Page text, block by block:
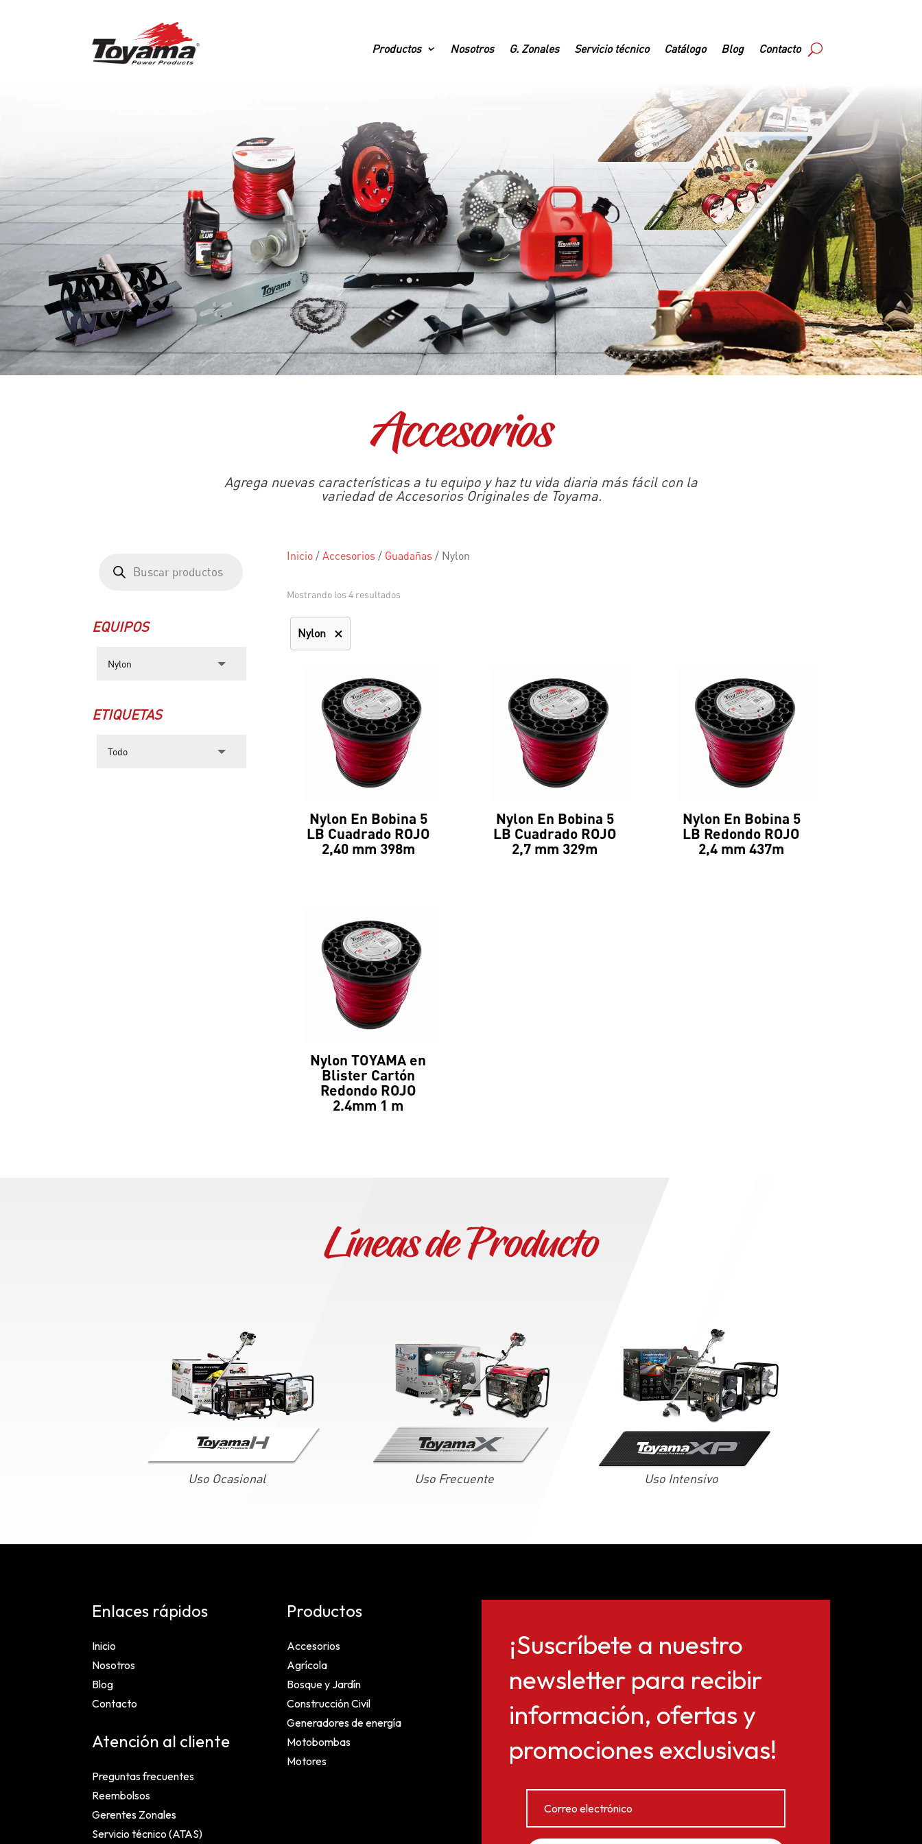
Productos Nosotros G. Zonales Servicio técnico Catálogo Blog Contacto
Accesorios
Agrega nuevas características a tu equipo y haz tu vida diaria más fácil con la
variedad de Accesorios Originales de Toyama.
productos
EQUIPOS
ETIQUETAS
Inicio/ Accesorios / Guadañas / Nylon
Mostrando los 4 resultados
Nylon
Nylon En Bobina 5
LB Cuadrado ROJO
2,40 mm 398m
Nylon En Bobina 5
LB Cuadrado ROJO
2,7 mm 329m
Nylon En Bobina 5
LB Redondo ROJO
2,4 mm 437m
Nylon TOYAMA en
Blister Cartón
Redondo ROJO
2.4mm 1 m
Líneas de Producto
Uso Ocasional Uso Frecuente Uso Intensivo
Enlaces rápidos
Inicio
Nosotros
Blog
Contacto
Atención al cliente
Preguntas frecuentes
Reembolsos
Gerentes Zonales
Servicio técnico (ATAS)
Productos
Accesorios
Agrícola
Bosque y Jardín
Construcción Civil
Generadores de energía
Motobombas
Motores
¡Suscríbete a nuestro
newsletter para recibir
información, ofertas y
promociones exclusivas!